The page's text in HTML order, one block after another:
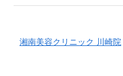
湘南美容クリニック 川崎院